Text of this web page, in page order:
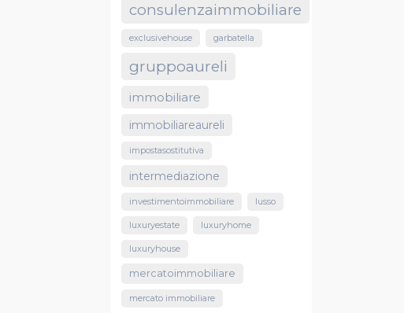
consulenzaimmobiliare
exclusivehouse garbatella
gruppoaureli
immobiliare
immobiliareaureli
impostasostitutiva
intermediazione
investimentoimmobiliare lusso
luxuryestate luxuryhome
luxuryhouse
mercatoimmobiliare
mercato immobiliare